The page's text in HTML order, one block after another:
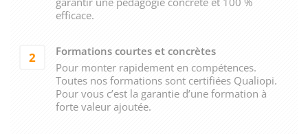
efficace.
2
Formations courtes et concrètes
Pour monter rapidement en compétences.
Toutes nos formations sont certifiées Qualiopi.
Pour vous c’est la garantie d’une formation à
forte valeur ajoutée.